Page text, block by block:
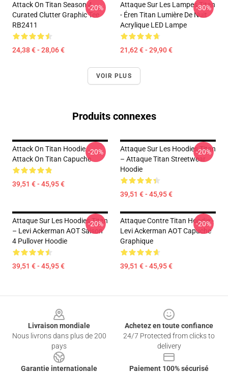
Attack On Titan Season 4
Curated Clutter Graphic Tee
RB2411
24,38 € - 28,06 €
-20%
Attaque Sur Les Lampes Titan
- Éren Titan Lumière De Nuit
Acrylique LED Lampe
21,62 € - 29,90 €
-30%
VOIR PLUS
Produits connexes
Attack On Titan Hoodie...
Attack On Titan Capuche
39,51 € - 45,95 €
-20%
Attaque Sur Les Hoodies Titan
– Attaque Titan Streetwear
Hoodie
39,51 € - 45,95 €
-20%
Attaque Sur Les Hoodies Titan
– Levi Ackerman AOT Saison
4 Pullover Hoodie
39,51 € - 45,95 €
-20%
Attaque Contre Titan Hoodie -
Levi Ackerman AOT Capuche
Graphique
39,51 € - 45,95 €
-20%
Livraison mondiale
Nous livrons dans plus de 200
pays
Achetez en toute confiance
24/7 Protected from clicks to
delivery
Garantie internationale
Paiement 100% sécurisé